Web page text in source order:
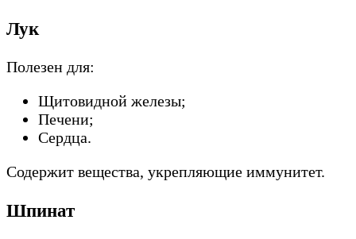
Лук
Полезен для:
Щитовидной железы;
Печени;
Сердца.
Содержит вещества, укрепляющие иммунитет.
Шпинат